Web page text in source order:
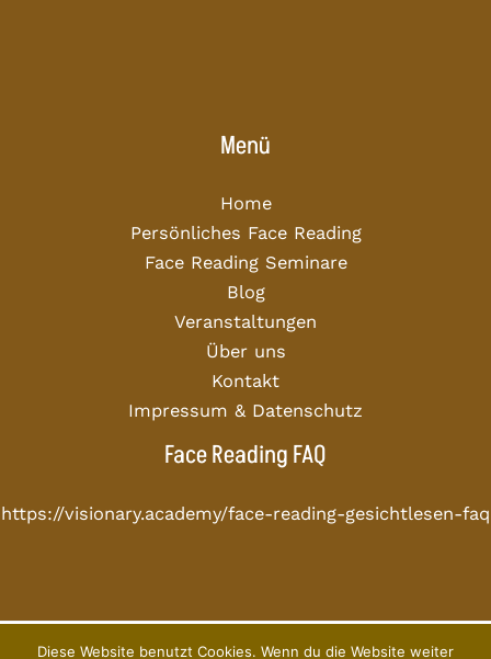
Menü
Home
Persönliches Face Reading
Face Reading Seminare
Blog
Veranstaltungen
Über uns
Kontakt
Impressum & Datenschutz
Face Reading FAQ
https://visionary.academy/face-reading-gesichtlesen-faq
Diese Website benutzt Cookies. Wenn du die Website weiter